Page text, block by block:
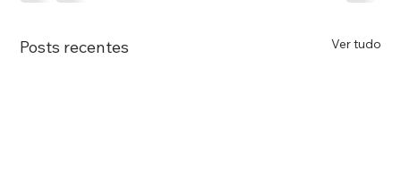
Posts recentes Ver tudo